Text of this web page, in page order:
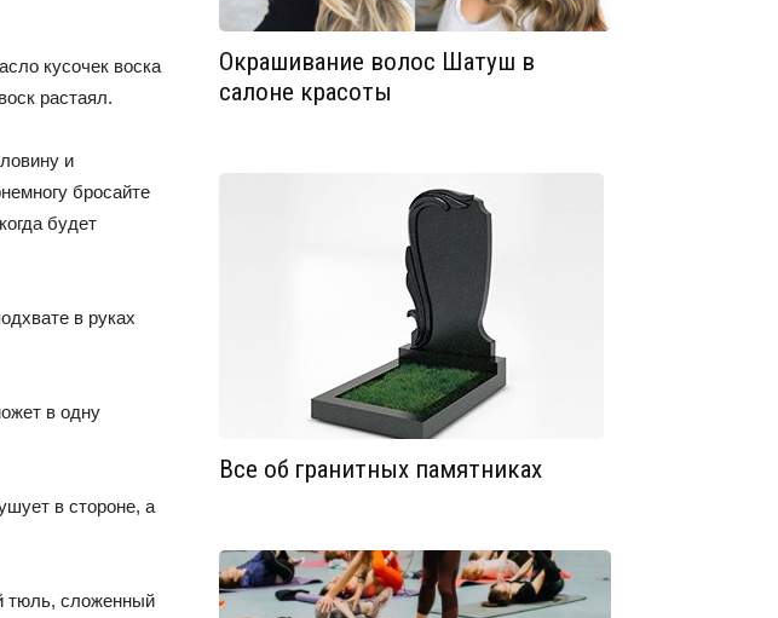
кусочек воска
растаял.
и
бросайте
будет
в руках
в одну
в стороне, а
тюль, сложенный
Окрашивание волос Шатуш в
салоне красоты
Все об гранитных памятниках